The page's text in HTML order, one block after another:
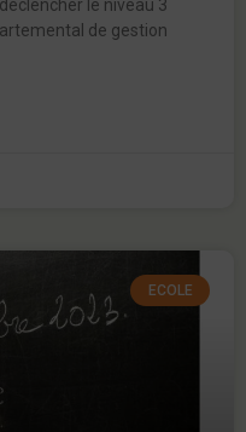
le niveau 3
de gestion
ECOLE